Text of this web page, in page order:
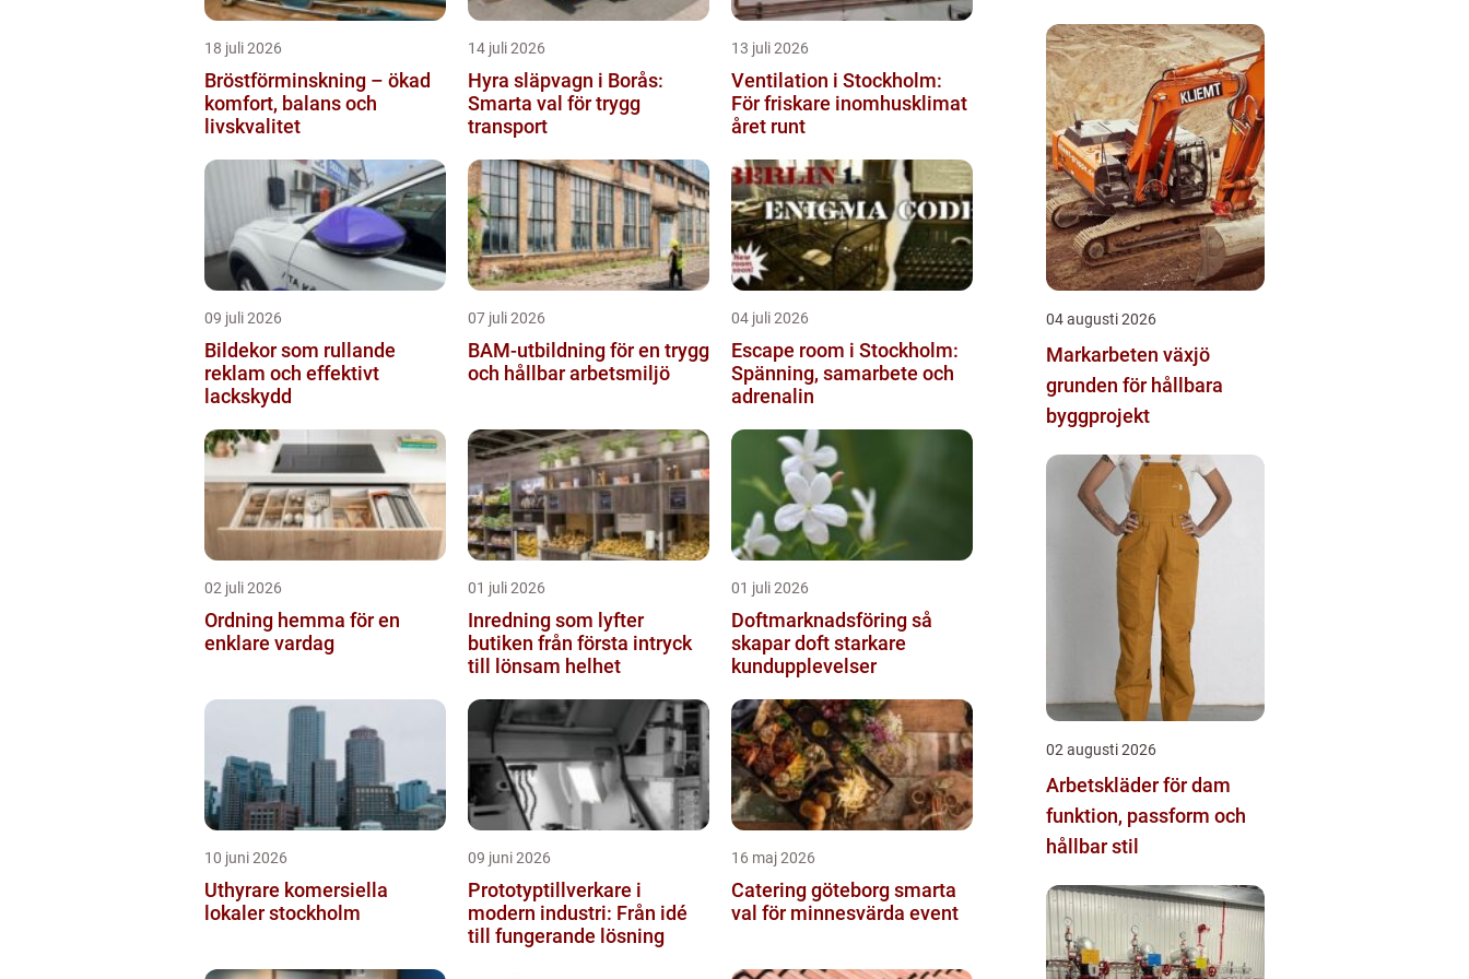
18 juli 2026
Bröstförminskning – ökad
komfort, balans och
livskvalitet
14 juli 2026
Hyra släpvagn i Borås:
Smarta val för trygg
transport
13 juli 2026
Ventilation i Stockholm:
För friskare inomhusklimat
året runt
09 juli 2026
Bildekor som rullande
reklam och effektivt
lackskydd
07 juli 2026
BAM-utbildning för en trygg
och hållbar arbetsmiljö
04 juli 2026
Escape room i Stockholm:
Spänning, samarbete och
adrenalin
02 juli 2026
Ordning hemma för en
enklare vardag
01 juli 2026
Inredning som lyfter
butiken från första intryck
till lönsam helhet
01 juli 2026
Doftmarknadsföring så
skapar doft starkare
kundupplevelser
10 juni 2026
Uthyrare komersiella
lokaler stockholm
09 juni 2026
Prototyptillverkare i
modern industri: Från idé
till fungerande lösning
16 maj 2026
Catering göteborg smarta
val för minnesvärda event
04 augusti 2026
Markarbeten växjö
grunden för hållbara
byggprojekt
02 augusti 2026
Arbetskläder för dam
funktion, passform och
hållbar stil